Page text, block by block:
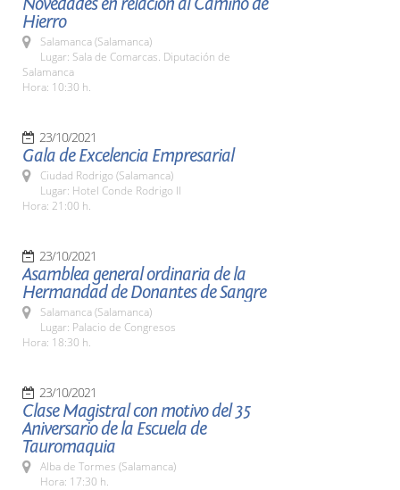
Hierro
Salamanca (Salamanca)
Lugar: Sala de Comarcas. Diputación de
Salamanca
Hora: 10:30 h.
23/10/2021
Gala de Excelencia Empresarial
Ciudad Rodrigo (Salamanca)
Lugar: Hotel Conde Rodrigo II
Hora: 21:00 h.
23/10/2021
Asamblea general ordinaria de la
Hermandad de Donantes de Sangre
Salamanca (Salamanca)
Lugar: Palacio de Congresos
Hora: 18:30 h.
23/10/2021
Clase Magistral con motivo del 35
Aniversario de la Escuela de
Tauromaquia
Alba de Tormes (Salamanca)
Hora: 17:30 h.